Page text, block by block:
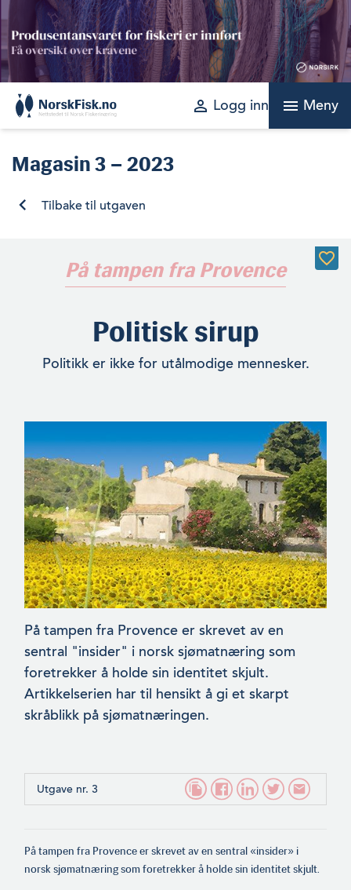
Skip
to
content
perm_identity Logg inn menu Meny
Magasin3 – 2023
Tilbake til utgaven
På tampen fra Provence
Politisk sirup
Politikk er ikke for utålmodige mennesker.
På tampen fra Provence er skrevet av en
sentral "insider" i norsk sjømatnæring som
foretrekker å holde sin identitet skjult.
Artikkelserien har til hensikt å gi et skarpt
skråblikk på sjømatnæringen.
Utgave nr. 3
På tampen fra Provence er skrevet av en sentral «insider» i
norsk sjømatnæring som foretrekker å holde sin identitet skjult.